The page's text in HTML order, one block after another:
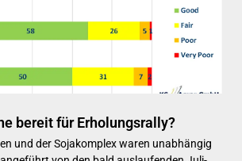
bereit für Erholungsrally?
und der Sojakomplex waren unabhängig